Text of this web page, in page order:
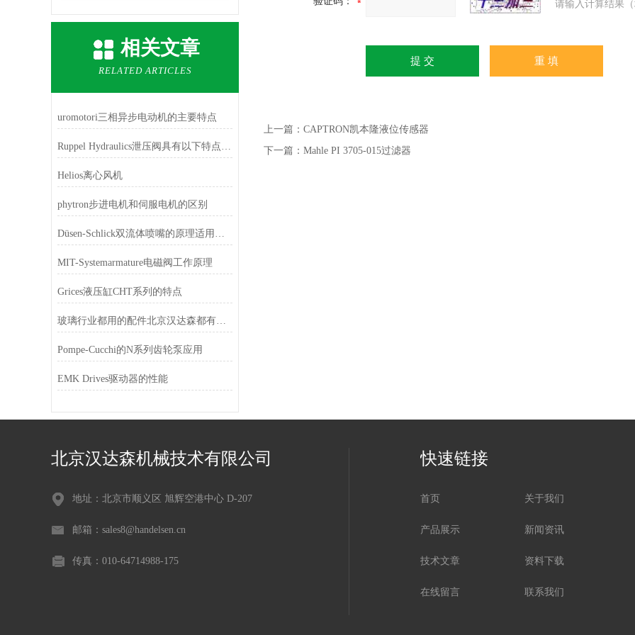
相关文章
RELATED ARTICLES
uromotori三相异步电动机的主要特点
Ruppel Hydraulics泄压阀具有以下特点和功能
Helios离心风机
phytron步进电机和伺服电机的区别
Düsen-Schlick双流体喷嘴的原理适用于广泛的应用
MIT-Systemarmature电磁阀工作原理
Grices液压缸CHT系列的特点
玻璃行业都用的配件北京汉达森都有经销
Pompe-Cucchi的N系列齿轮泵应用
EMK Drives驱动器的性能
请输入计算结果
上一篇： CAPTRON凯本隆液位传感器
下一篇： Mahle PI 3705-015过滤器
北京汉达森机械技术有限公司
地址：北京市顺义区 旭辉空港中心 D-207
邮箱：sales8@handelsen.cn
传真：010-64714988-175
快速链接
首页 关于我们
产品展示 新闻资讯
技术文章 资料下载
在线留言 联系我们